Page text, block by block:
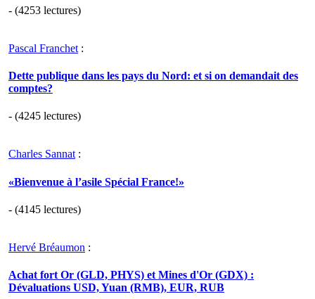
- (4253 lectures)
Pascal Franchet :
Dette publique dans les pays du Nord: et si on demandait des
comptes?
- (4245 lectures)
Charles Sannat :
«Bienvenue à l’asile Spécial France!»
- (4145 lectures)
Hervé Bréaumon :
Achat fort Or (GLD, PHYS) et Mines d'Or (GDX) :
Dévaluations USD, Yuan (RMB), EUR, RUB